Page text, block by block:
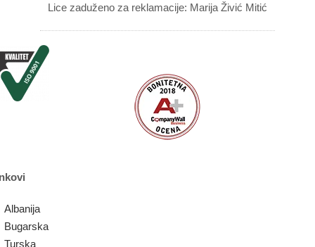
Lice zaduženo za reklamacije: Marija Živić Mitić
Albanija
Bugarska
Turska